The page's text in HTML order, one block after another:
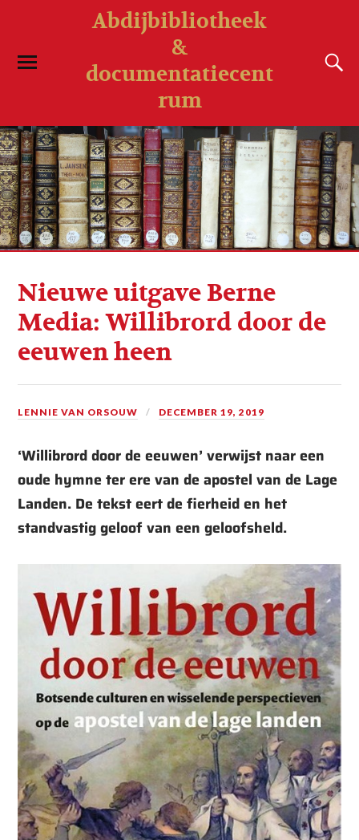
Abdijbibliotheek
&
documentatiecent
rum
Nieuwe uitgave Berne
Media: Willibrord door de
eeuwen heen
LENNIE VAN ORSOUW DECEMBER 19, 2019
‘Willibrord door de eeuwen’ verwijst naar een
oude hymne ter ere van de apostel van de Lage
Landen. De tekst eert de fierheid en het
standvastig geloof van een geloofsheld.